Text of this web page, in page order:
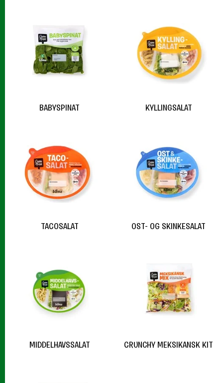
BABYSPINAT KYLLINGSALAT
TACOSALAT OST- OG SKINKESALAT
MIDDELHAVSSALAT CRUNCHY MEKSIKANSK KIT